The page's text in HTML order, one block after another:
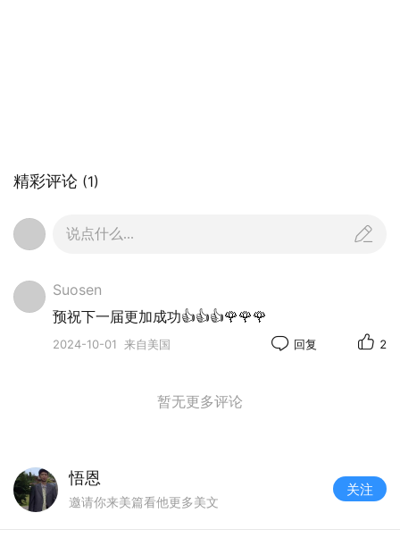
精彩评论 (1)
说点什么...
Suosen
预祝下一届更加成功👍👍👍🌹🌹🌹
2024-10-01 来自美国 回复 2
暂无更多评论
悟恩
邀请你来美篇看他更多美文
关注